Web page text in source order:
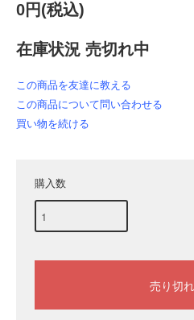
0円(税込)
在庫状況 売切れ中
この商品を友達に教える
この商品について問い合わせる
買い物を続ける
購入数